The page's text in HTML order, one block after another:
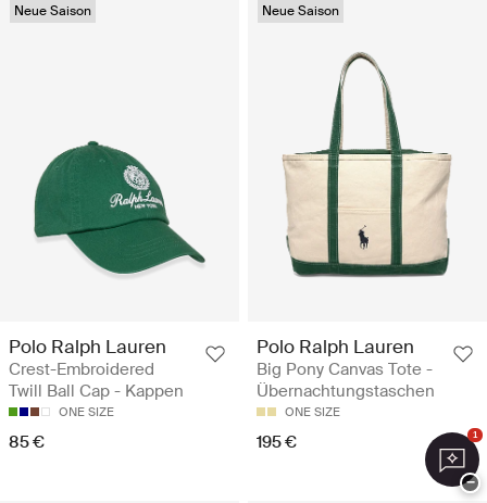
Neue Saison
Polo Ralph Lauren
Crest-Embroidered
Twill Ball Cap - Kappen
ONE SIZE
85 €
Neue Saison
Polo Ralph Lauren
Big Pony Canvas Tote -
Übernachtungstaschen
ONE SIZE
195 € 1
−